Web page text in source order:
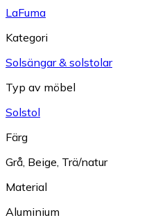
LaFuma
Kategori
Solsängar & solstolar
Typ av möbel
Solstol
Färg
Grå, Beige, Trä/natur
Material
Aluminium